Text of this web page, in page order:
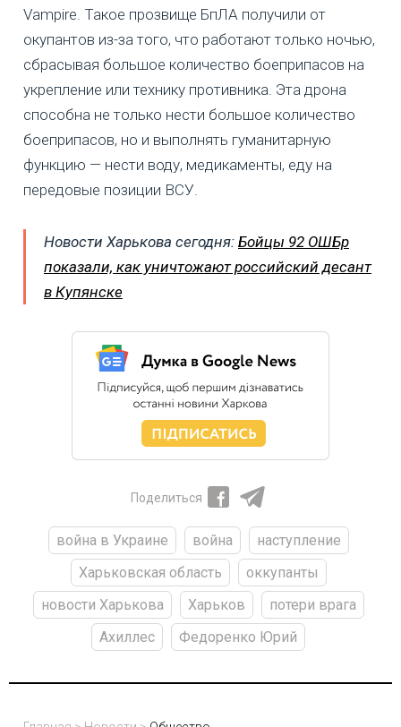
Vampire. Такое прозвище БпЛА получили от
окупантов из-за того, что работают только ночью,
сбрасывая большое количество боеприпасов на
укрепление или технику противника. Эта дрона
способна не только нести большое количество
боеприпасов, но и выполнять гуманитарную
функцию — нести воду, медикаменты, еду на
передовые позиции ВСУ.
Новости Харькова сегодня: Бойцы 92 ОШБр
показали, как уничтожают российский десант
в Купянске
Поделиться
война в Украине война
наступление
Харьковская область
оккупанты
новости Харькова
Харьков
потери врага
Ахиллес
Федоренко Юрий